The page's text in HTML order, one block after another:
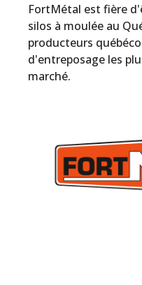
FortMétal est fière
silos à moulée au
producteurs
d'entreposage les
marché.